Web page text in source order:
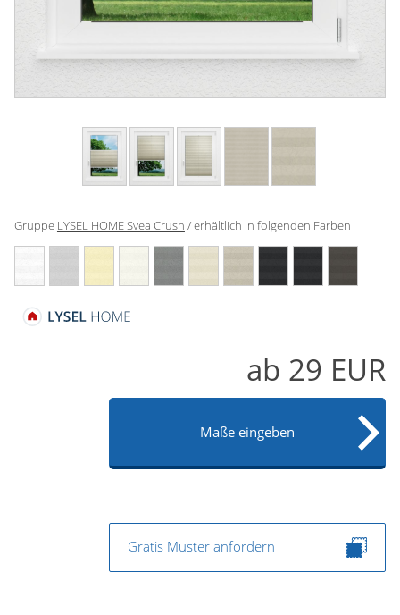
Gardinenstange
Gruppe LYSEL HOME Svea Crush / erhältlich in folgenden Farben
ab 29 EUR
Maße eingeben
Gratis Muster anfordern